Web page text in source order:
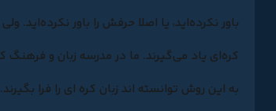
باور نکرده‌اید، یا اصلا حرفش را باور
کره‌ای یاد می‌گیرند. ما در مدرسه زبان و فرهنگ
به این روش توانسته اند زبان کره ای را فرا بگیرند.